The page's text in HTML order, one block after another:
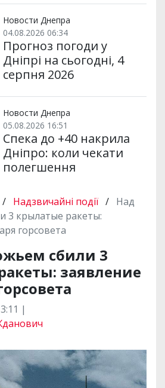
Новости Днепра
04.08.2026 06:34
Прогноз погоди у
Дніпрі на сьогодні, 4
серпня 2026
Новости Днепра
05.08.2026 16:51
Спека до +40 накрила
Дніпро: коли чекати
полегшення
/ Надзвичайні події / Над
3 крылатые ракеты:
горсовета
сбили 3
заявление
|